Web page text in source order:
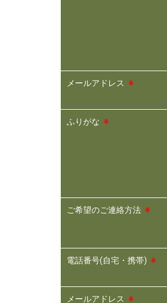
メールアドレス ※
ふりがな ※
ご希望のご連絡方法 ※
電話番号(自宅・携帯) ※
メールアドレス ※